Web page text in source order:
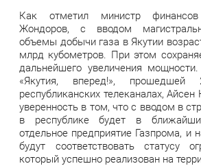
Как отметил министр
Жондоров, с вводом
объемы добычи газа в Якутии
млрд кубометров. При этом
дальнейшего увеличения
«Якутия, вперед!»,
республиканских телеканалах,
уверенность в том, что с вводом в
в республике будет в
отдельное предприятие Газпрома, и
будут соответствовать статусу
который успешно реализован на